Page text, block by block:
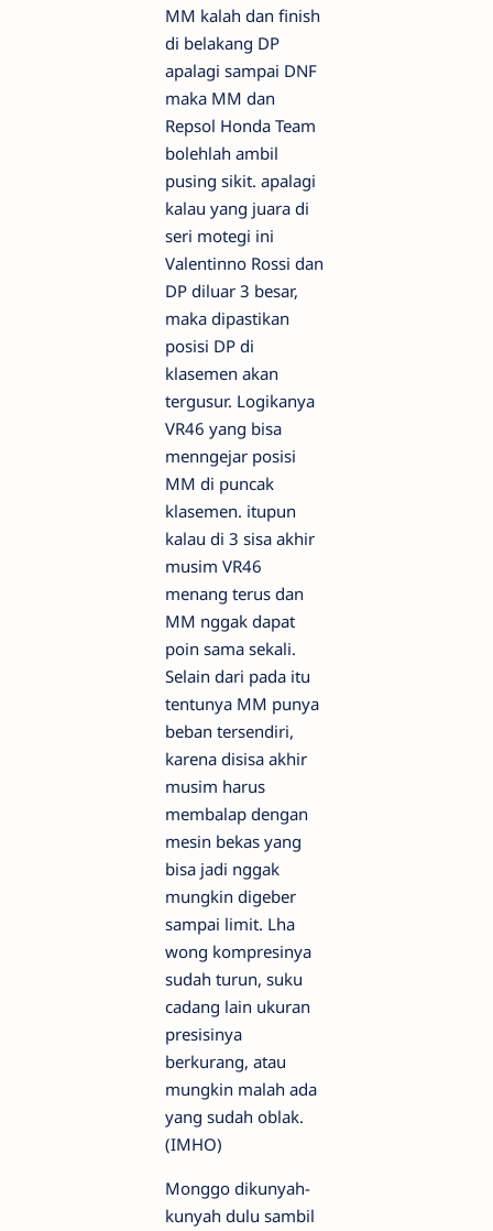
MM kalah dan finish
di belakang DP
apalagi sampai DNF
maka MM dan
Repsol Honda Team
bolehlah ambil
pusing sikit. apalagi
kalau yang juara di
seri motegi ini
Valentinno Rossi dan
DP diluar 3 besar,
maka dipastikan
posisi DP di
klasemen akan
tergusur. Logikanya
VR46 yang bisa
menngejar posisi
MM di puncak
klasemen. itupun
kalau di 3 sisa akhir
musim VR46
menang terus dan
MM nggak dapat
poin sama sekali.
Selain dari pada itu
tentunya MM punya
beban tersendiri,
karena disisa akhir
musim harus
membalap dengan
mesin bekas yang
bisa jadi nggak
mungkin digeber
sampai limit. Lha
wong kompresinya
sudah turun, suku
cadang lain ukuran
presisinya
berkurang, atau
mungkin malah ada
yang sudah oblak.
(IMHO)
Monggo dikunyah-
kunyah dulu sambil